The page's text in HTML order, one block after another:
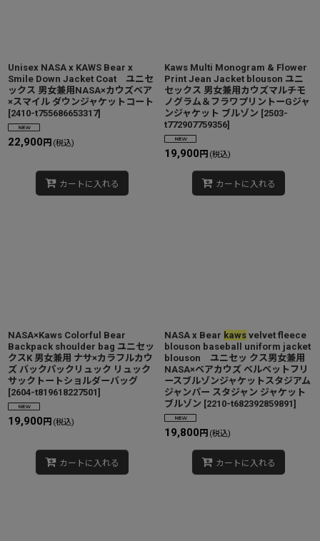
Unisex NASA x KAWS Bear x
Smile Down Jacket Coat ユニセ
ックス 男女兼用NASA×カウズベア
×スマイル ダウンジャケットコート
[2410-t755686653317]
22,900 円 (税込)
カートに入れる
Kaws Multi Monogram & Flower
Print Jean Jacket blouson ユニ
セックス 男女兼用カウズマルチモ
ノグラム＆フラワプリントーGジャ
ンジャケット ブルゾン [2503-
t772907759356]
19,900 円 (税込)
カートに入れる
NASA×Kaws Colorful Bear
Backpack shoulder bag ユニセッ
クスK 男女兼用 ナサ×カラフルカウ
ズ バックパックリュック リュック
サックトートショルダーバッグ
[2604-t819618227501]
19,900 円 (税込)
カートに入れる
NASA x Bear kaws velvet fleece
blouson baseball uniform jacket
blouson ユニセッ クス男女兼用
NASA×ベアカウズ ベルベットフリ
ースブルゾンジャケットスタジアム
ジャンパー スタジャン ジャケット
ブルゾン [2210-t682392859891]
19,800 円 (税込)
カートに入れる